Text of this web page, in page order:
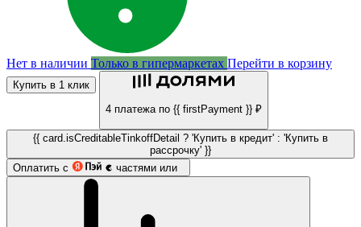
Нет в наличии Только в гипермаркетах Перейти в корзину
Купить в 1 клик
4 платежа по {{ firstPayment }} ₽
{{ card.isCreditableTinkoffDetail ? 'Купить в кредит' : 'Купить в
рассрочку' }}
Оплатить с
частями или